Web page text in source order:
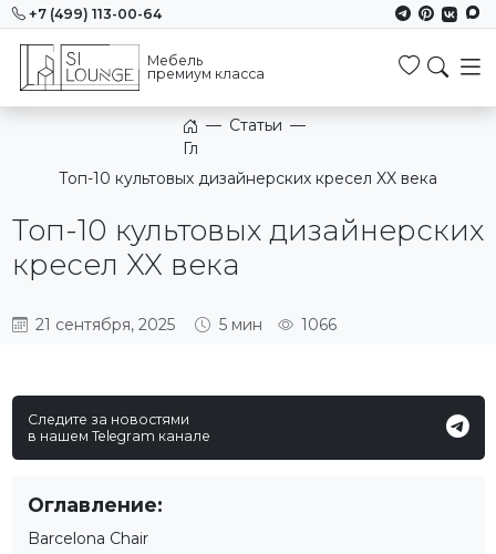
+7 (499) 113-00-64
Мебель
премиум класса
Главная
— Статьи —
Топ-10 культовых дизайнерских кресел XX века
Топ-10 культовых дизайнерских
кресел XX века
21 сентября, 2025 5 мин 1066
Следите за новостями
в нашем Telegram канале
Оглавление:
Barcelona Chair